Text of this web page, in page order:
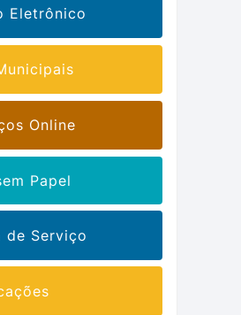
Eletrônico
Online
Papel
de Serviço